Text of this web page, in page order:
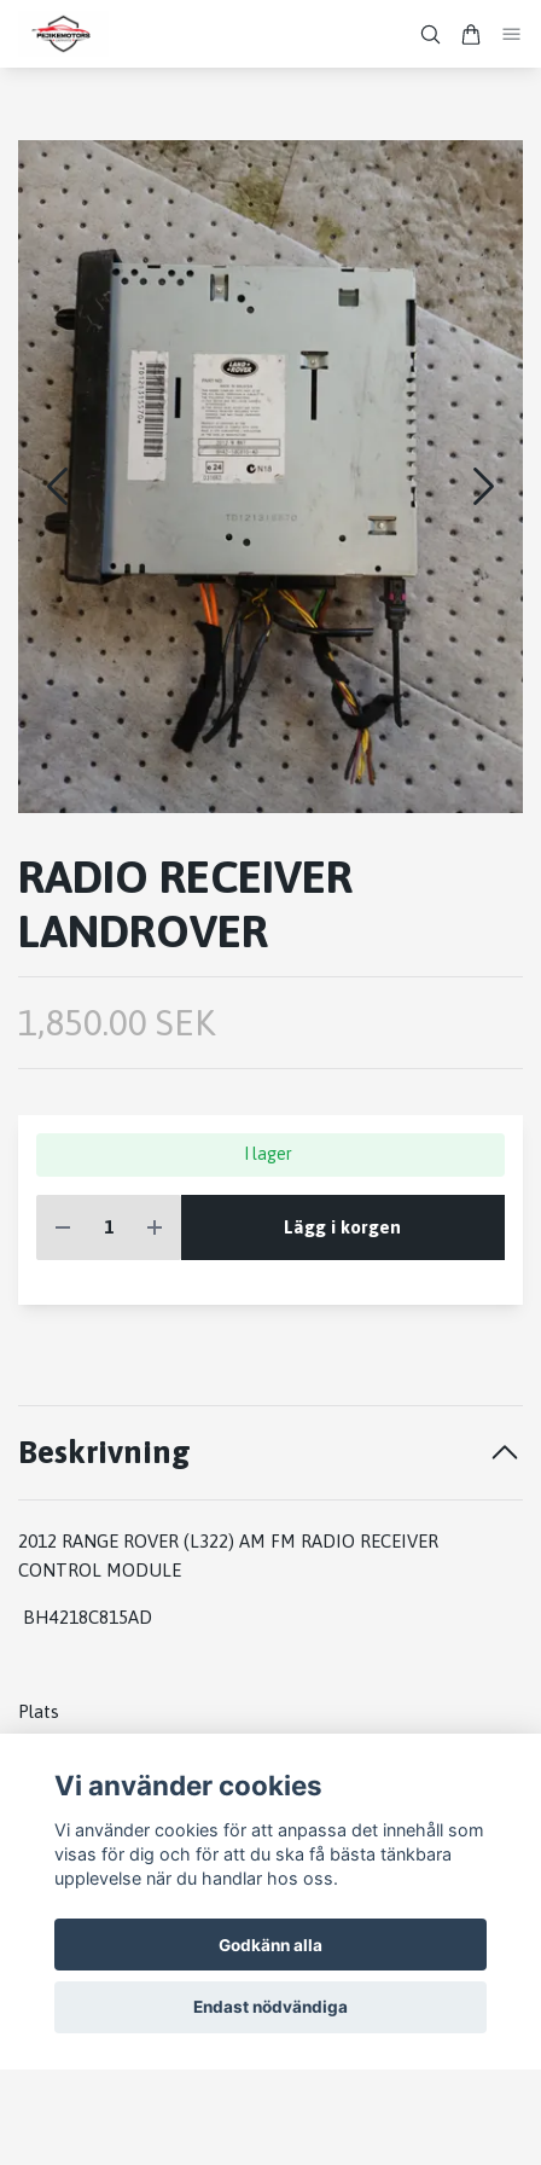
RADIO RECEIVER
LANDROVER
1,850.00 SEK
I lager
Lägg i korgen
Beskrivning
2012 RANGE ROVER (L322) AM FM RADIO RECEIVER
CONTROL MODULE
BH4218C815AD
Plats
Vi använder cookies
Vi använder cookies för att anpassa det innehåll som
visas för dig och för att du ska få bästa tänkbara
upplevelse när du handlar hos oss.
Godkänn alla
Endast nödvändiga